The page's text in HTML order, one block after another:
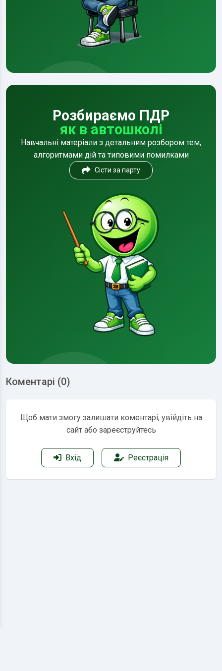
Розбираємо ПДР
як в автошколі
Навчальні матеріали з детальним розбором тем,
алгоритмами дій та типовими помилками
Сісти за парту
Коментарі (0)
Щоб мати змогу залишати коментарі, увійдіть на
сайт або зареєструйтесь
Вхід Реєстрація